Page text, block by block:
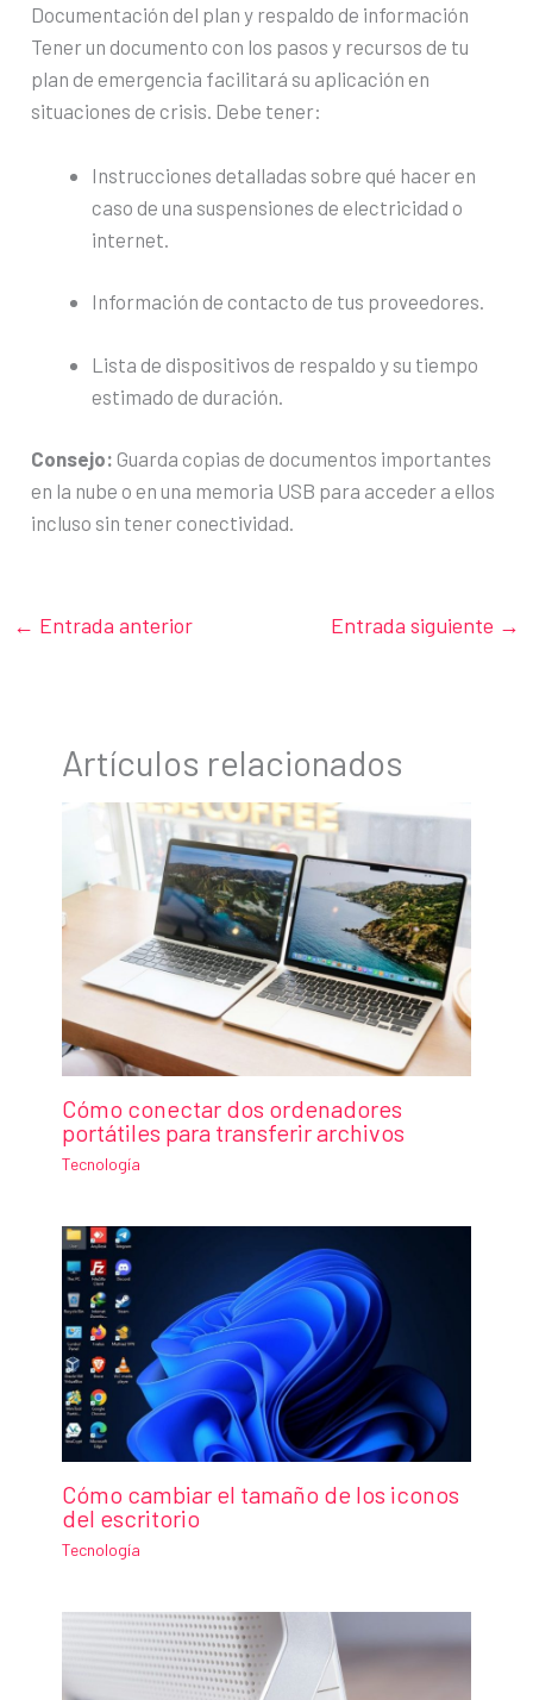
Documentación del plan y respaldo de información
Tener un documento con los pasos y recursos de tu
plan de emergencia facilitará su aplicación en
situaciones de crisis. Debe tener:
Instrucciones detalladas sobre qué hacer en
caso de una suspensiones de electricidad o
internet.
Información de contacto de tus proveedores.
Lista de dispositivos de respaldo y su tiempo
estimado de duración.
Consejo:Guarda copias de documentos importantes
en la nube o en una memoria USB para acceder a ellos
incluso sin tener conectividad.
← Entrada anterior Entrada siguiente →
Artículos relacionados
Cómo conectar dos ordenadores
portátiles para transferir archivos
Tecnología
Cómo cambiar el tamaño de los iconos
del escritorio
Tecnología